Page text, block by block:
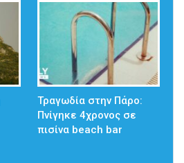
Τραγωδία στην Πάρο:
Πνίγηκε 4χρονος σε
πισίνα beach bar